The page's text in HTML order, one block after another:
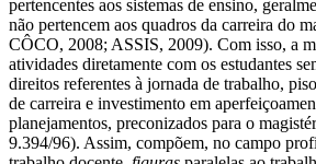
pertencentes aos sistemas de ensino,
não pertencem aos quadros da carreira do
CÔCO, 2008; ASSIS, 2009). Com isso, a
atividades diretamente com os estudantes
direitos referentes à jornada de trabalho,
de carreira e investimento em
planejamentos, preconizados para o
9.394/96). Assim, compõem, no campo